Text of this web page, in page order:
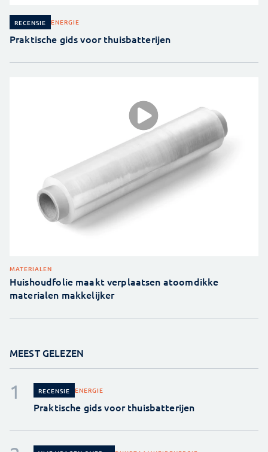
RECENSIE ENERGIE
Praktische gids voor thuisbatterijen
MATERIALEN
Huishoudfolie maakt verplaatsen atoomdikke
materialen makkelijker
MEEST GELEZEN
RECENSIE ENERGIE
Praktische gids voor thuisbatterijen